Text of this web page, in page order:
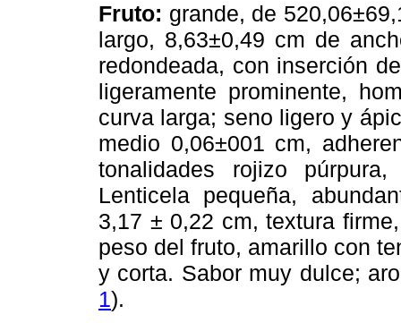
Fruto: grande, de
largo, 8,63±0,49 cm de
redondeada, con inserción
ligeramente prominente,
curva larga; seno ligero y
medio 0,06±001 cm,
tonalidades rojizo
Lenticela pequeña,
3,17 ± 0,22 cm, textura
peso del fruto, amarillo con
y corta. Sabor muy dulce;
1).